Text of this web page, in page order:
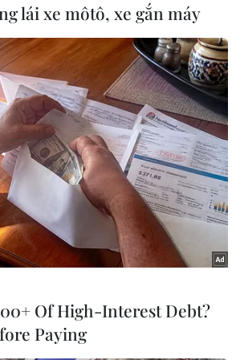
hôm nay, sau khi quy đổi theo
Vietcombank thì vàng thế giới
triệu đồng/lượng, thấp hơn
đồng/lượng./.
Đức Duy (Vietnam+)
lái xe môtô, xe gắn máy
Of High-Interest Debt?
Paying